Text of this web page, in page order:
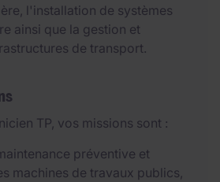
l'installation de systèmes
ainsi que la gestion et
de transport.
TP, vos missions sont :
préventive et
machines de travaux publics,